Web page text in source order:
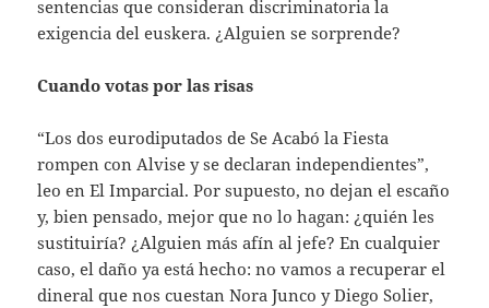
sentencias que consideran discriminatoria la
exigencia del euskera. ¿Alguien se sorprende?
Cuando votas por las risas
“Los dos eurodiputados de Se Acabó la Fiesta
rompen con Alvise y se declaran independientes”,
leo en El Imparcial. Por supuesto, no dejan el escaño
y, bien pensado, mejor que no lo hagan: ¿quién les
sustituiría? ¿Alguien más afín al jefe? En cualquier
caso, el daño ya está hecho: no vamos a recuperar el
dineral que nos cuestan Nora Junco y Diego Solier,